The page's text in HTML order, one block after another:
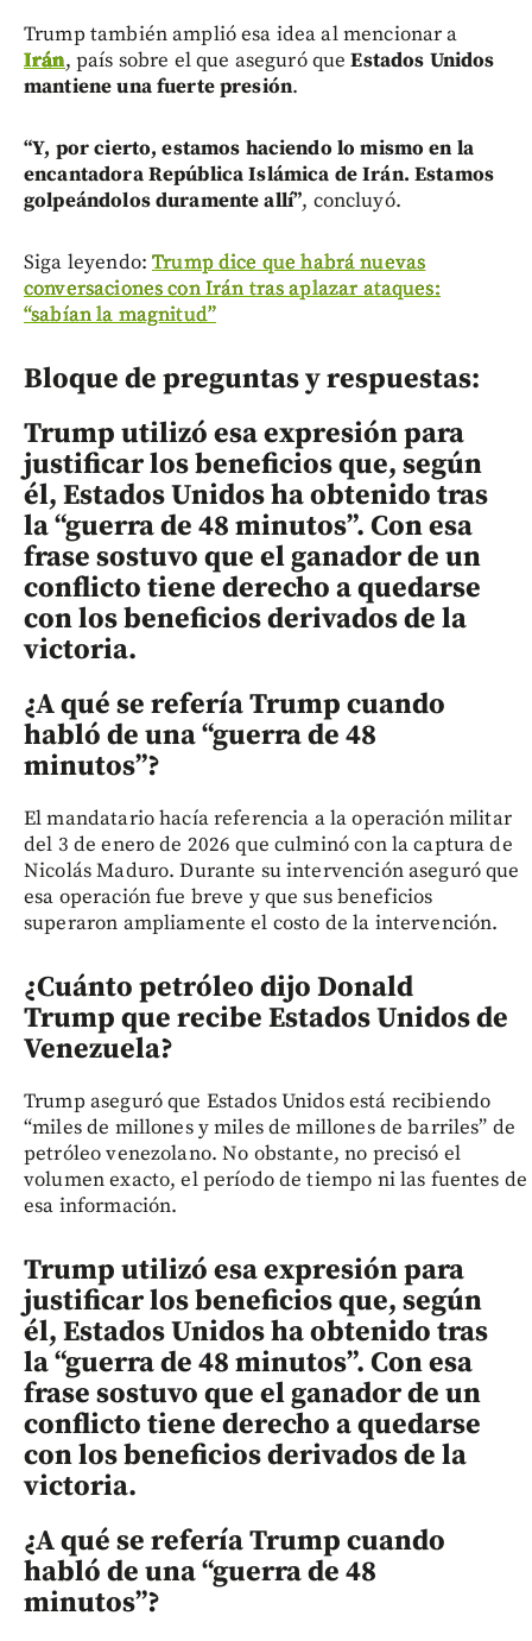
Trump también amplió esa idea al mencionar a
Irán, país sobre el que aseguró queEstados Unidos
mantiene una fuerte presión.
“Y, por cierto, estamos haciendo lo mismo en la
encantadora República Islámica de Irán. Estamos
golpeándolos duramente allí”, concluyó.
Siga leyendo:Trump dice que habrá nuevas
conversaciones con Irán tras aplazar ataques:
“sabían la magnitud”
Bloque de preguntas y respuestas:
Trump utilizó esa expresión para
justificar los beneficios que, según
él, Estados Unidos ha obtenido tras
la “guerra de 48 minutos”. Con esa
frase sostuvo que el ganador de un
conflicto tiene derecho a quedarse
con los beneficios derivados de la
victoria.
¿A qué se refería Trump cuando
habló de una “guerra de 48
minutos”?
El mandatario hacía referencia a la operación militar
del 3 de enero de 2026 que culminó con la captura de
Nicolás Maduro. Durante su intervención aseguró que
esa operación fue breve y que sus beneficios
superaron ampliamente el costo de la intervención.
¿Cuánto petróleo dijo Donald
Trump que recibe Estados Unidos de
Venezuela?
Trump aseguró que Estados Unidos está recibiendo
“miles de millones y miles de millones de barriles” de
petróleo venezolano. No obstante, no precisó el
volumen exacto, el período de tiempo ni las fuentes de
esa información.
Trump utilizó esa expresión para
justificar los beneficios que, según
él, Estados Unidos ha obtenido tras
la “guerra de 48 minutos”. Con esa
frase sostuvo que el ganador de un
conflicto tiene derecho a quedarse
con los beneficios derivados de la
victoria.
¿A qué se refería Trump cuando
habló de una “guerra de 48
minutos”?